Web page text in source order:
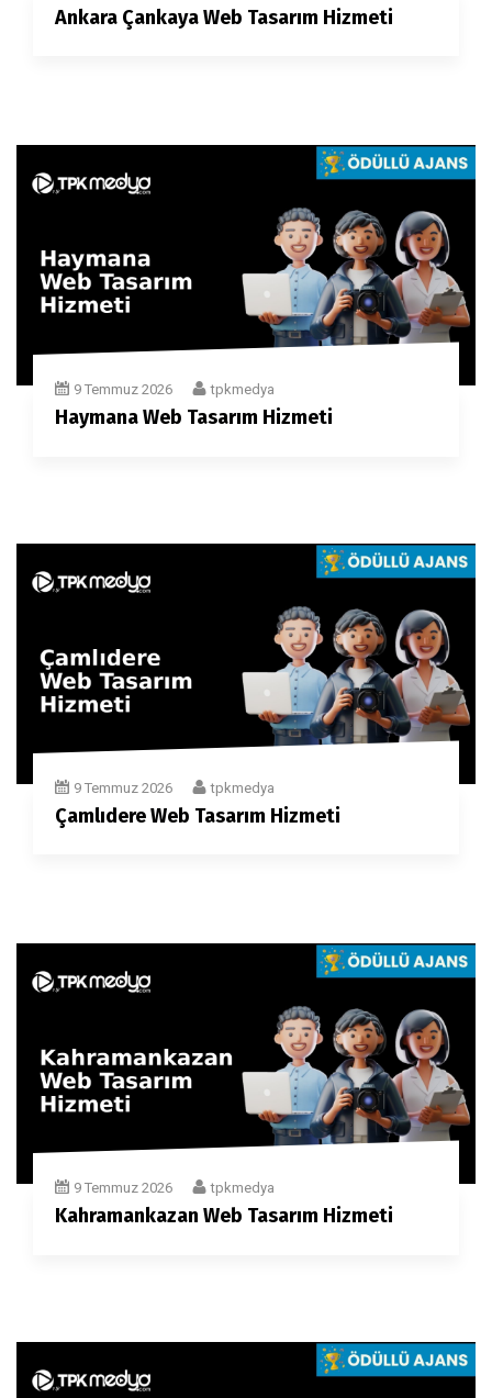
Ankara Çankaya Web Tasarım Hizmeti
9 Temmuz 2026 tpkmedya
Haymana Web Tasarım Hizmeti
9 Temmuz 2026 tpkmedya
Çamlıdere Web Tasarım Hizmeti
9 Temmuz 2026 tpkmedya
Kahramankazan Web Tasarım Hizmeti